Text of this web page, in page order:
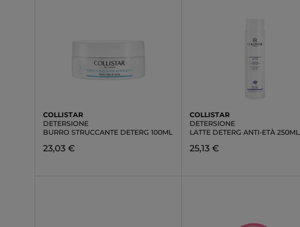
COLLISTAR
DETERSIONE
BURRO STRUCCANTE DETERG 100ML
23,03 €
COLLISTAR
DETERSIONE
LATTE DETERG ANTI-ETÀ 250ML
25,13 €